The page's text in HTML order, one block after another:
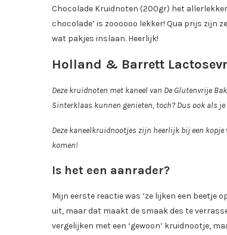
Chocolade Kruidnoten (200gr) het
chocolade’ is zoooooo lekker! Qua prijs zijn
wat pakjes inslaan. Heerlijk!
Holland & Barrett
Deze kruidnoten met kaneel van De Glutenvrije
Sinterklaas kunnen genieten, toch? Dus ook als
Deze kaneelkruidnootjes zijn heerlijk bij een
komen!
Is het een aanrader?
Mijn eerste reactie was ‘ze lijken een beetje
uit, maar dat maakt de smaak des te
vergelijken met een ‘gewoon’ kruidnootje,